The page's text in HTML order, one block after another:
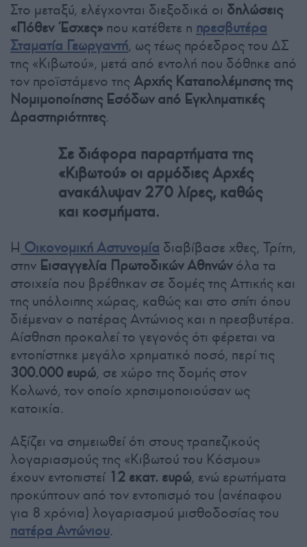
Στο μεταξύ, ελέγχονται διεξοδικά οι δηλώσεις
«Πόθεν Έσχες» που κατέθετε η πρεσβυτέρα
Σταματία Γεωργαντή, ως τέως πρόεδρος του ΔΣ
της «Κιβωτού», μετά από εντολή που δόθηκε από
τον προϊστάμενο της Αρχής Καταπολέμησης της
Νομιμοποίησης Εσόδων από Εγκληματικές
Δραστηριότητες.
Σε διάφορα παραρτήματα της
«Κιβωτού» οι αρμόδιες Αρχές
ανακάλυψαν 270 λίρες, καθώς
και κοσμήματα.
Η Οικονομική Αστυνομία διαβίβασε χθες, Τρίτη,
στην Εισαγγελία Πρωτοδικών Αθηνώνόλα τα
στοιχεία που βρέθηκαν σε δομές της Αττικής και
της υπόλοιπης χώρας, καθώς και στο σπίτι όπου
διέμεναν ο πατέρας Αντώνιος και η πρεσβυτέρα.
Αίσθηση προκαλεί το γεγονός ότι φέρεται να
εντοπίστηκε μεγάλο χρηματικό ποσό, περί τις
300.000 ευρώ, σε χώρο της δομής στον
Κολωνό, τον οποίο χρησιμοποιούσαν ως
κατοικία.
Αξίζει να σημειωθεί ότι στους τραπεζικούς
λογαριασμούς της «Κιβωτού του Κόσμου»
έχουν εντοπιστεί 12 εκατ. ευρώ, ενώ ερωτήματα
προκύπτουν από τον εντοπισμό του (ανέπαφου
για 8 χρόνια) λογαριασμού μισθοδοσίας του
πατέρα Αντώνιου.